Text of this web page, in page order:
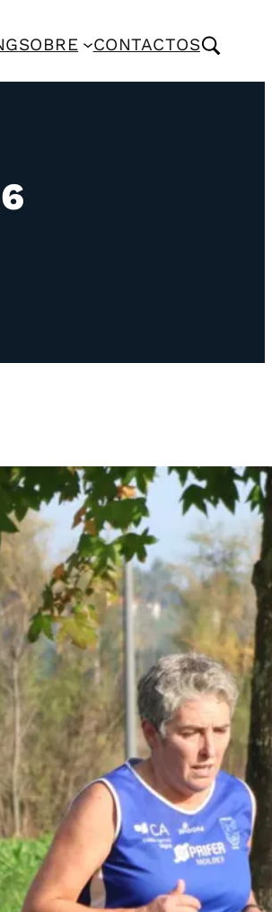
SOBRE CONTACTOS